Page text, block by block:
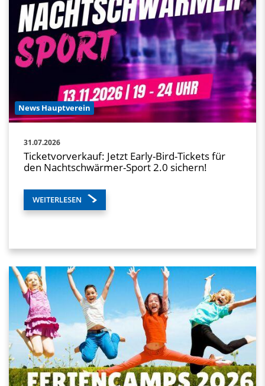
News Hauptverein
31.07.2026
Ticketvorverkauf: Jetzt Early-Bird-Tickets für
den Nachtschwärmer-Sport 2.0 sichern!
WEITERLESEN